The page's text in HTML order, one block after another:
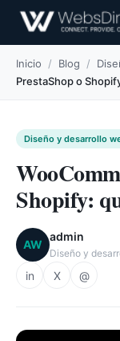
Inicio / Blog /
PrestaShop o
Diseño y desarrollo
Shopify:
AW
admin
Diseño y
in X @